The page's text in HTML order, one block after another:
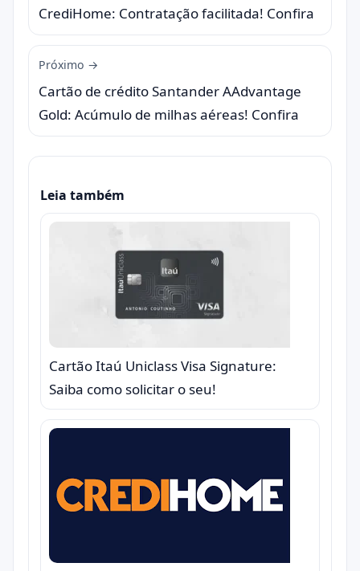
CrediHome: Contratação facilitada! Confira
Próximo →
Cartão de crédito Santander AAdvantage
Gold: Acúmulo de milhas aéreas! Confira
Leia também
Cartão Itaú Uniclass Visa Signature:
Saiba como solicitar o seu!